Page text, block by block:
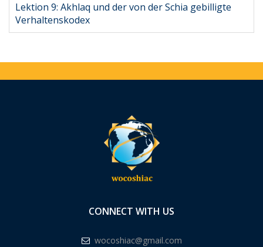
Lektion 9: Akhlaq und der von der Schia gebilligte
Verhaltenskodex
CONNECT WITH US
wocoshiac@gmail.com